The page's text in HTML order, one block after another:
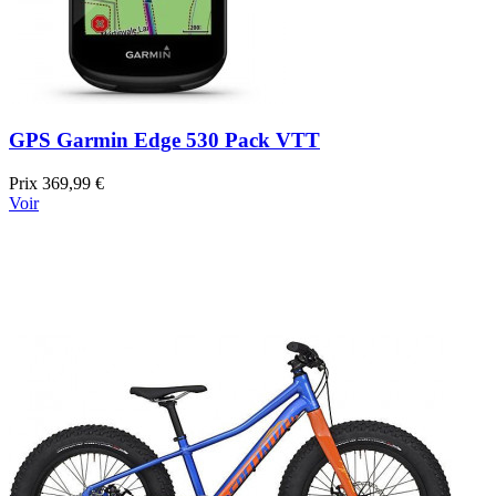
GPS Garmin Edge 530 Pack VTT
Prix 369,99 €
Voir